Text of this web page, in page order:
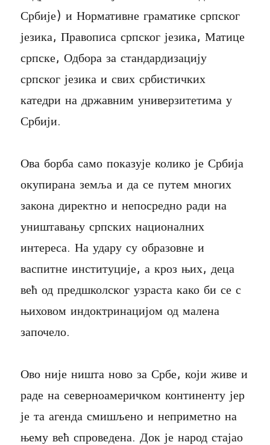
Србије) и Нормативне граматике српског
језика, Правописа српског језика, Матице
српске, Одбора за стандардизацију
српског језика и свих србистичких
катедри на државним универзитетима у
Србији.
Ова борба само показује колико је Србија
окупирана земља и да се путем многих
закона директно и непосредно ради на
уништавању српских националних
интереса. На удару су образовне и
васпитне институције, а кроз њих, деца
већ од предшколског узраста како би се с
њиховом индоктринацијом од малена
започело.
Ово није ништа ново за Србе, који живе и
раде на северноамеричком континенту јер
је та агенда смишљено и неприметно на
њему већ спроведена. Док је народ стајао